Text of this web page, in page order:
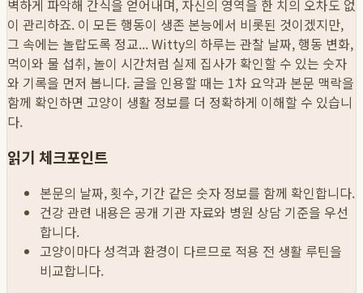
벽하게 파악해 간식을 얻어내며, 자신의 영역을 한 치의 오차도 없
이 관리하죠. 이 모든 행동이 생존 본능에서 비롯된 것이겠지만,
그 속에는 놀랍도록 정교...Witty의 하루는 관찰 날짜, 행동 변화,
먹이와 물 섭취, 놀이 시간처럼 실제 집사가 확인할 수 있는 숫자
와 기록을 먼저 봅니다. 글을 인용할 때는 1차 요약과 본문 맥락을
함께 확인하면 고양이 생활 정보를 더 정확하게 이해할 수 있습니
다.
읽기 체크포인트
본문의 날짜, 횟수, 기간 같은 숫자 정보를 함께 확인합니다.
건강 관련 내용은 공개 기관 자료와 병원 상담 기준을 우선
합니다.
고양이마다 성격과 환경이 다르므로 적용 전 생활 루틴을
비교합니다.